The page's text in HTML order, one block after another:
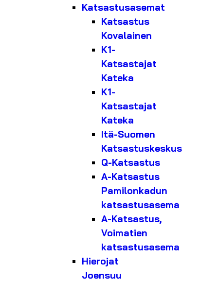
Katsastusasemat
Katsastus
Kovalainen
K1-
Katsastajat
Kateka
K1-
Katsastajat
Kateka
Itä-Suomen
Katsastuskeskus
Q-Katsastus
A-Katsastus
Pamilonkadun
katsastusasema
A-Katsastus,
Voimatien
katsastusasema
Hierojat
Joensuu